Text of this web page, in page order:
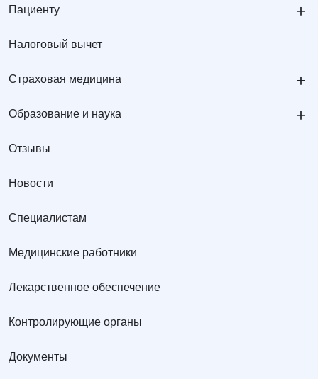
Пациенту +
Налоговый вычет
Страховая медицина +
Образование и наука +
Отзывы
Новости
Специалистам
Медицинские работники
Лекарственное обеспечение
Контролирующие органы
Документы